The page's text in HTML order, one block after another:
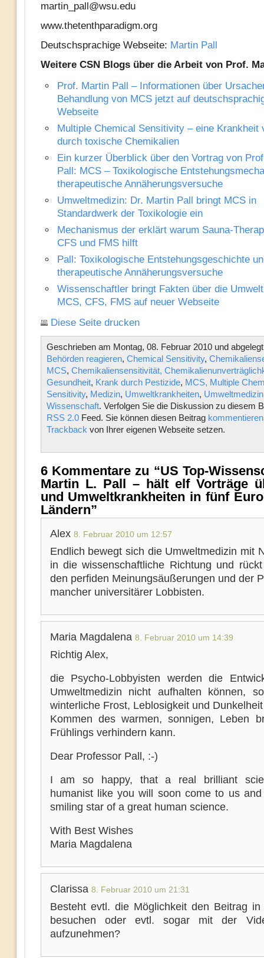
martin_pall@wsu.edu
www.thetenthparadigm.org
Deutschsprachige Webseite: Martin Pall
Weitere CSN Blogs über die Arbeit von Prof.
Prof. Martin Pall – Informationen über
Behandlung von MCS jetzt auf
Webseite
Multiple Chemical Sensitivity – eine Krankheit
durch toxische Chemikalien
Ein kurzer Überblick über den Vortrag von
Pall: MCS – Toxikologische
therapeutische Annäherungsversuche
Umweltmedizin: Dr. Martin Pall bringt MCS in
Standardwerk der Toxikologie ein
Mechanismus der erklärt warum Sauna-
CFS und FMS hilft
Pall: Toxikologische Entstehungsgeschichte
therapeutische Annäherungsversuche
Wissenschaftler bringt Fakten über die
MCS, CFS, FMS auf neuer Webseite
Diese Seite drucken
Geschrieben am Montag, 08. Februar 2010 und
Behörden reagieren, Chemical Sensitivity,
MCS, Chemikaliensensitivität,
Gesundheit, Krank durch Pestizide, MCS, Multiple
Sensitivity, Medizin, Umweltkrankheiten, Umweltmedizin
Wissenschaft. Verfolgen Sie die Diskussion zu diesem
RSS 2.0Feed. Sie können diesen Beitrag kommentieren
Trackback von Ihrer eigenen Webseite setzen.
6 Kommentare zu “US Top-
Martin L. Pall – hält elf Vorträge
und Umweltkrankheiten in fünf
Ländern”
Alex 8. Februar 2010 um 12:57
Endlich bewegt sich die Umweltmedizin mit
in die wissenschaftliche Richtung und
den perfiden Meinungsäußerungen und der
mancher universitärer Lobbisten.
Maria Magdalena 8. Februar 2010 um 14:39
Richtig Alex,
die Psycho-Lobbyisten werden die
Umweltmedizin nicht aufhalten können,
winterliche Frost, Leblosigkeit und
Kommen des warmen, sonnigen, Leben
Frühlings verhindern kann.
Dear Professor Pall, :-)
I am so happy, that a real brilliant
humanist like you will soon come to us
smiling star of a great human science.
With Best Wishes
Maria Magdalena
Clarissa 8. Februar 2010 um 21:31
Besteht evtl. die Möglichkeit den Beitrag
besuchen oder evtl. sogar mit der
aufzunehmen?